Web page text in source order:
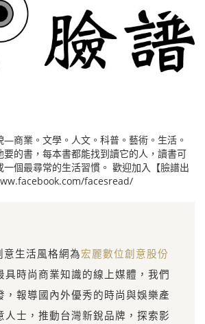
—商業。文學。人文。科普。藝術。生活。
的書，每本書都能找到讀它的人，讀書可
個最尋常的生活習慣。 歡迎加入【臉譜出
facesread/
生活風格網為宏麗數位創意股份
具時尚商業知識的線上媒體，我們
，報導國內外優秀的時尚與娛樂產
人士，推動台灣新銳品牌，探索影